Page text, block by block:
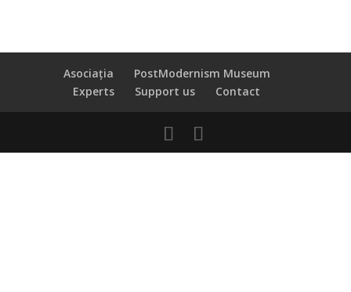
Asociația
PostModernism Museum
Experts
Support us Contact